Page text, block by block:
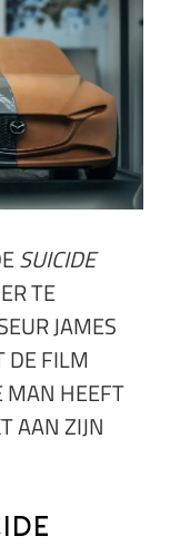
SUICIDE
TE
JAMES
DE FILM
MAN HEEFT
AAN ZIJN